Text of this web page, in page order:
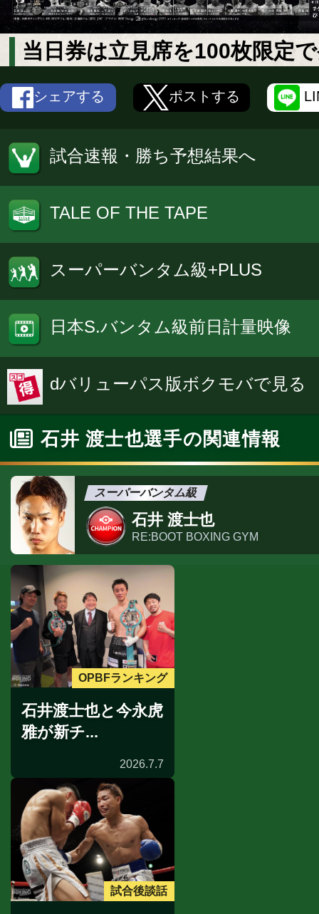
当日券は立見席を100枚限定
シェアする ポストする
試合速報・勝ち予想結果へ
TALE OF THE TAPE
スーパーバンタム級+PLUS
日本S.バンタム級前日計量映像
dバリューパス版ボクモバで見る
石井 渡士也選手の関連情報
スーパーバンタム級
石井 渡士也
RE:BOOT BOXING GYM
OPBFランキング
石井渡士也と今永虎
雅が新チ...
2026.7.7
試合後談話